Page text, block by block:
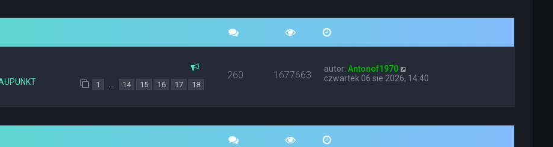
1 … 14 15 16 17 18
260 1677663 autor:Antonof1970
czwartek 06 sie 2026, 14:40